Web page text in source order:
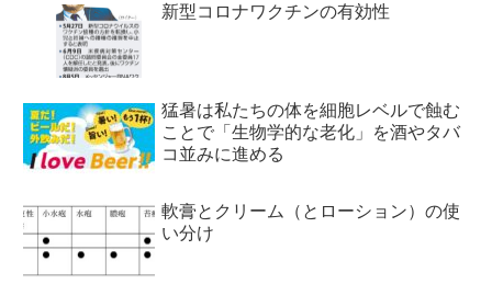
新型コロナワクチンの有効性
猛暑は私たちの体を細胞レベルで蝕む
ことで「生物学的な老化」を酒やタバ
コ並みに進める
軟膏とクリーム（とローション）の使
い分け